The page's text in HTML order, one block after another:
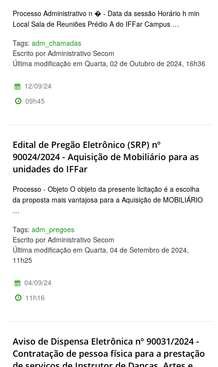
Processo Administrativo n � - Data da sessão Horário h min
Local Sala de Reuniões Prédio A do IFFar Campus …
Tags: adm_chamadas
Escrito por Administrativo Secom
Última modificação em Quarta, 02 de Outubro de 2024, 16h36
12/09/24
09h45
Edital de Pregão Eletrônico (SRP) nº
90024/2024 - Aquisição de Mobiliário para as
unidades do IFFar
Processo - Objeto O objeto da presente licitação é a escolha
da proposta mais vantajosa para a Aquisição de MOBILIÁRIO
…
Tags: adm_pregoes
Escrito por Administrativo Secom
Última modificação em Quarta, 04 de Setembro de 2024,
11h25
04/09/24
11h16
Aviso de Dispensa Eletrônica nº 90031/2024 -
Contratação de pessoa física para a prestação